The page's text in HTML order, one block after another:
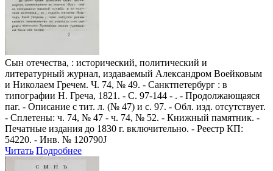
Сын отечества, : исторический, политический и
литературный журнал, издаваемый Александром Воейковым
и Николаем Гречем. Ч. 74, № 49. - Санктпетербург : в
типографии Н. Греча, 1821. - С. 97-144 - . - Продолжающаяся
паг. - Описание с тит. л. (№ 47) и с. 97. - Обл. изд. отсутствует.
- Сплетены: ч. 74, № 47 - ч. 74, № 52. - Книжный памятник. -
Печатные издания до 1830 г. включительно. - Реестр КП:
54220. - Инв. № 120790J
Читать Подробнее